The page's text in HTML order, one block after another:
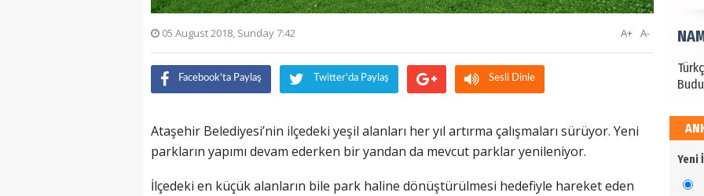
05 August 2018, Sunday 7:42 A-
A+
Facebook'ta Paylaş Twitter'da Paylaş Sesli Dinle
Ataşehir Belediyesi’nin ilçedeki yeşil alanları her yıl artırma çalışmaları sürüyor. Yeni
parkların yapımı devam ederken bir yandan da mevcut parklar yenileniyor.
İlçedeki en küçük alanların bile park haline dönüştürülmesi hedefiyle hareket eden
Yeni